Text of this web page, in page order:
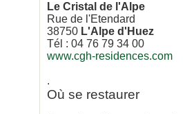
Le Cristal de l'Alpe
Rue de l'Etendard
38750 L'Alpe d'Huez
Tél : 04 76 79 34 00
www.cgh-residences.com
.
Où se restaurer